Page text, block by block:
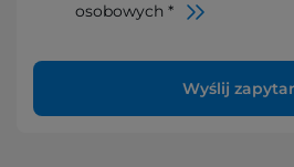
osobowych *
Wyślij